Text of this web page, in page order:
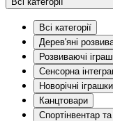
Всі категорії
Дерев'яні
Розвиваючі
Сенсорна
Новорічні
Канцтовари
Спортінвентар та